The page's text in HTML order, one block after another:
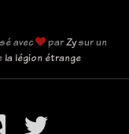
avec parZysur un
la légion étrange